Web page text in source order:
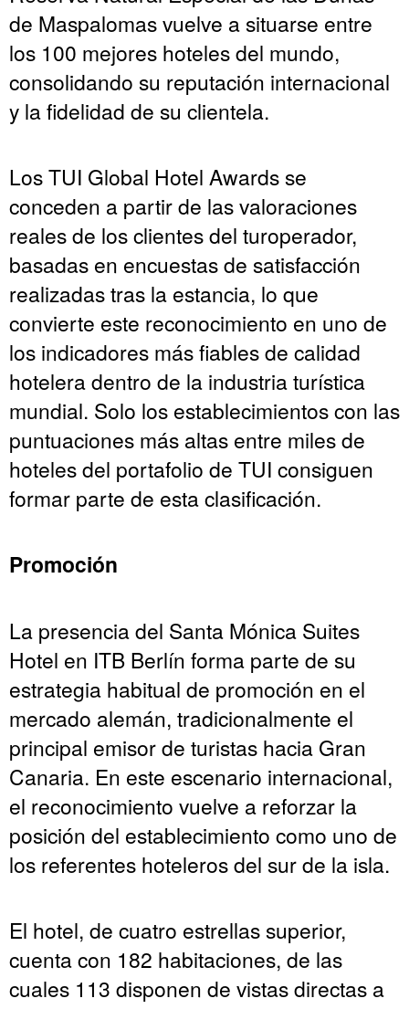
de Maspalomas vuelve a situarse entre
los 100 mejores hoteles del mundo,
consolidando su reputación internacional
y la fidelidad de su clientela.
Los TUI Global Hotel Awards se
conceden a partir de las valoraciones
reales de los clientes del turoperador,
basadas en encuestas de satisfacción
realizadas tras la estancia, lo que
convierte este reconocimiento en uno de
los indicadores más fiables de calidad
hotelera dentro de la industria turística
mundial. Solo los establecimientos con las
puntuaciones más altas entre miles de
hoteles del portafolio de TUI consiguen
formar parte de esta clasificación.
Promoción
La presencia del Santa Mónica Suites
Hotel en ITB Berlín forma parte de su
estrategia habitual de promoción en el
mercado alemán, tradicionalmente el
principal emisor de turistas hacia Gran
Canaria. En este escenario internacional,
el reconocimiento vuelve a reforzar la
posición del establecimiento como uno de
los referentes hoteleros del sur de la isla.
El hotel, de cuatro estrellas superior,
cuenta con 182 habitaciones, de las
cuales 113 disponen de vistas directas a